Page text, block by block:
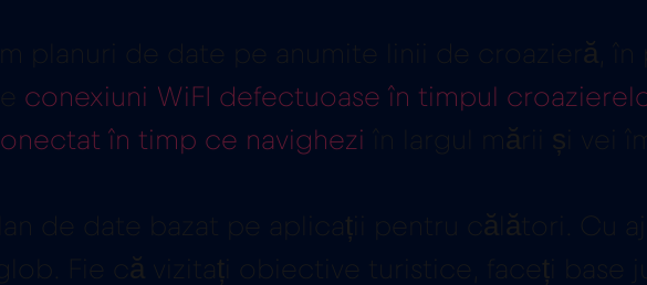
planuri de date pe anumite linii de croazieră, în
conexiuni WiFI defectuoase în timpul
în timp ce navighezi în largul mării și vei
de date bazat pe aplicații pentru călători. Cu
Fie că vizitați obiective turistice, faceți base